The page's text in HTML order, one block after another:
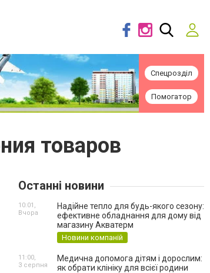
Спецрозділ
Помогатор
товаров
Останні новини
Надійне тепло для будь-якого сезону:
ефективне обладнання для дому від
магазину Акватерм
Новини компаній
10:01,
Вчора
Медична допомога дітям і дорослим:
як обрати клініку для всієї родини
11:00,
3 серпня